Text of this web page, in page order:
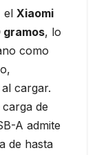
el Xiaomi
gramos, lo
como
cargar.
de
A admite
de hasta